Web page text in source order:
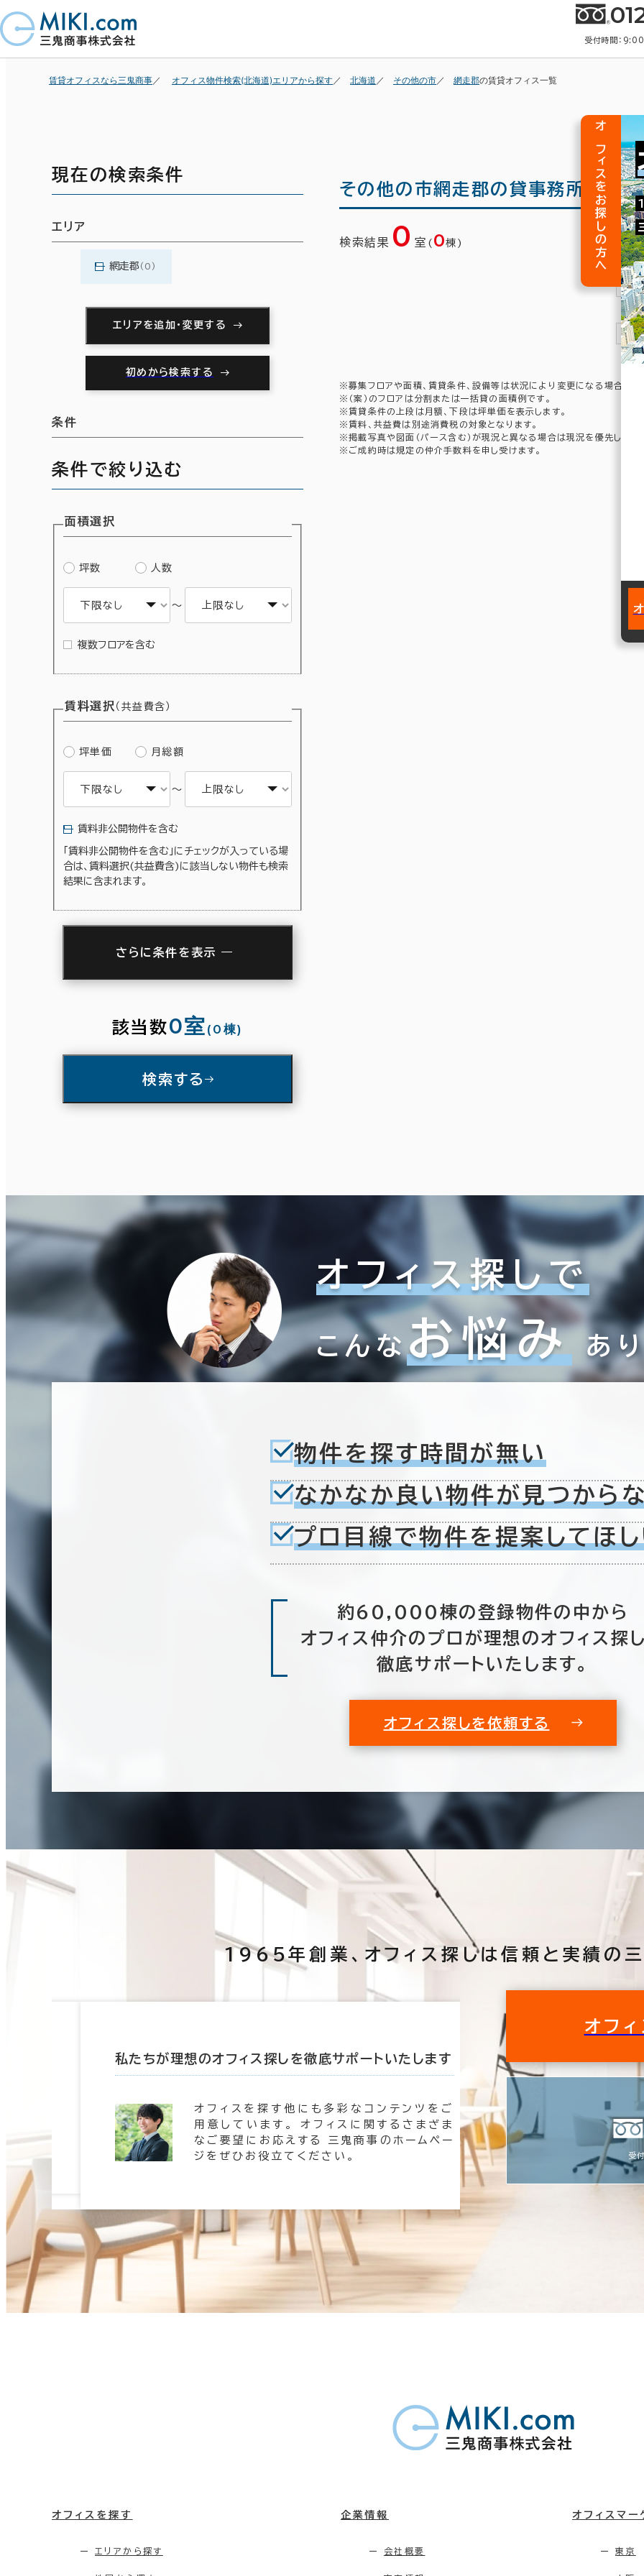
受付時間：
賃貸オフィスなら三鬼商事 オフィス物件検索(北海道)エリアから探す 北海道 その他の市 網走郡の賃貸オフィス一覧
その他の市網走郡の貸事務所(賃貸
検索結果 0 室 ( 0棟)
1
1
※募集フロアや面積、賃貸条件、設備等は状況により変更になる場合があ
※（案）のフロアは分割または一括貸の面積例です。
※賃貸条件の上段は月額、下段は坪単価を表示します。
※賃料、共益費は別途消費税の対象となります。
※掲載写真や図面（パース含む）が現況と異なる場合は現況を優先します
※ご成約時は規定の仲介手数料を申し受けます。
現在の検索条件
エリア
網走郡 (0)
エリアを追加・変更する
初めから検索する
条件
条件で絞り込む
面積選択
坪数 人数
～
複数フロアを含む
賃料選択 （共益費含）
坪単価 月総額
～
賃料非公開物件を含む
「賃料非公開物件を含む」にチェックが入っている場
合は、賃料選択(共益費含)に該当しない物件も検索
結果に含まれます。
入居可能時期
建築中 1年以内
5年以内
10年以内
30年以内
階数
2階以上
さらに条件を表示
該当数0室(0棟)
検索する
オフィス探しで
こんな お悩み あ
物件を探す時間が無い
なかなか良い物件が 見つから
プロ目線で物件を提案してほ
約60,000棟の登録物件の中から
オフィス仲介のプロが理想のオフィス探
徹底サポートいたします。
オフィス探しを依頼する
該当数 0室(0棟)
条件で絞り込む
面積選択
坪数 人数
賃料選択（共益費含）
月総額
～
賃料非公開物件を含む
10分以内
６か月以内 ６か月以上
10年以内 20年以内 30年以内
1フロア面積100坪以上
0室
オフィスをお探しの方へ
1965年創業、 オフィス探しは信頼と実績の
ます。
私たちが理想のオフィス探しを徹底サポートいたします
オフィスを探す他にも多彩なコンテンツをご
用意しています。 オフィスに関するさまざま
なご要望にお応えする 三鬼商事のホームペー
ジをぜひお役立てください。
オフ
時は
速く
す。
オフ
受
オフィスを探す
エリアから探す
企業情報
会社概要
オフィスマー
東京